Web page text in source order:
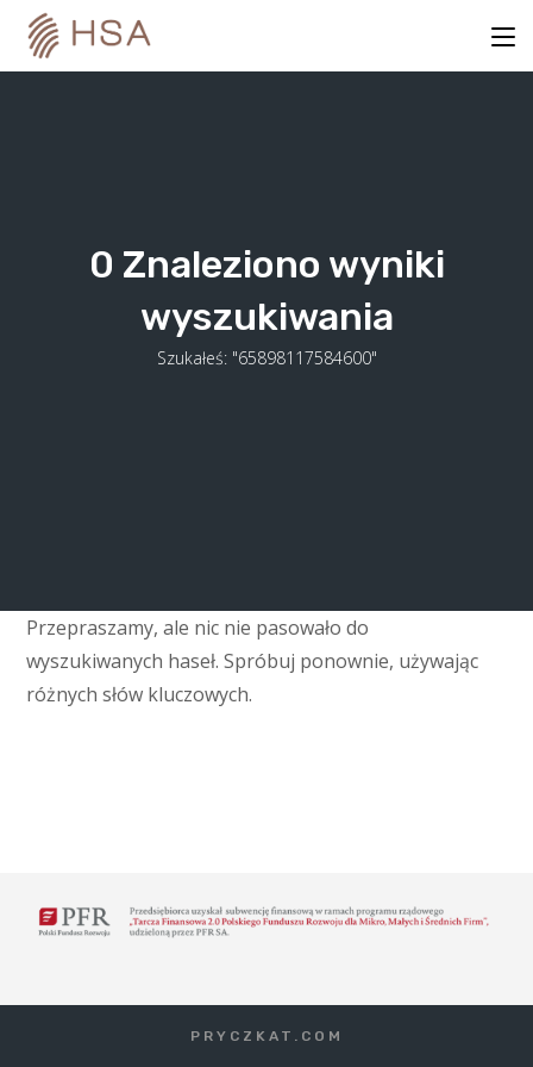
content
0 Znaleziono wyniki
wyszukiwania
Szukałeś: "65898117584600"
Przepraszamy, ale nic nie pasowało do
wyszukiwanych haseł. Spróbuj ponownie, używając
różnych słów kluczowych.
PRYCZKAT.COM